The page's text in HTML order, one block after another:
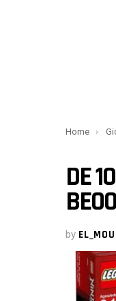
You are here:
Home
DE
by